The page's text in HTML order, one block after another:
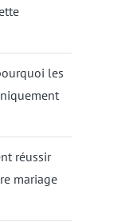
les
réussir
mariage